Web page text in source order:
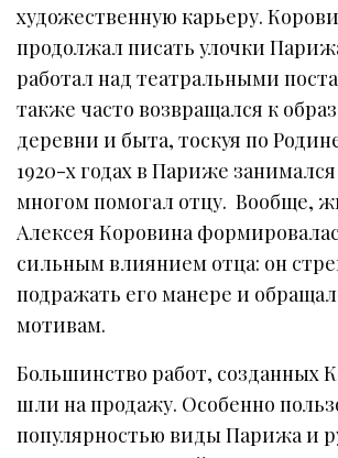
художественную карьеру.
продолжал писать улочки
работал над театральными
также часто возвращался к
деревни и быта, тоскуя по
1920-х годах в Париже
многом помогал отцу. Вообще,
Алексея Коровина
сильным влиянием отца: он
подражать его манере и
мотивам.
Большинство работ, созданных
шли на продажу. Особенно
популярностью виды Парижа и